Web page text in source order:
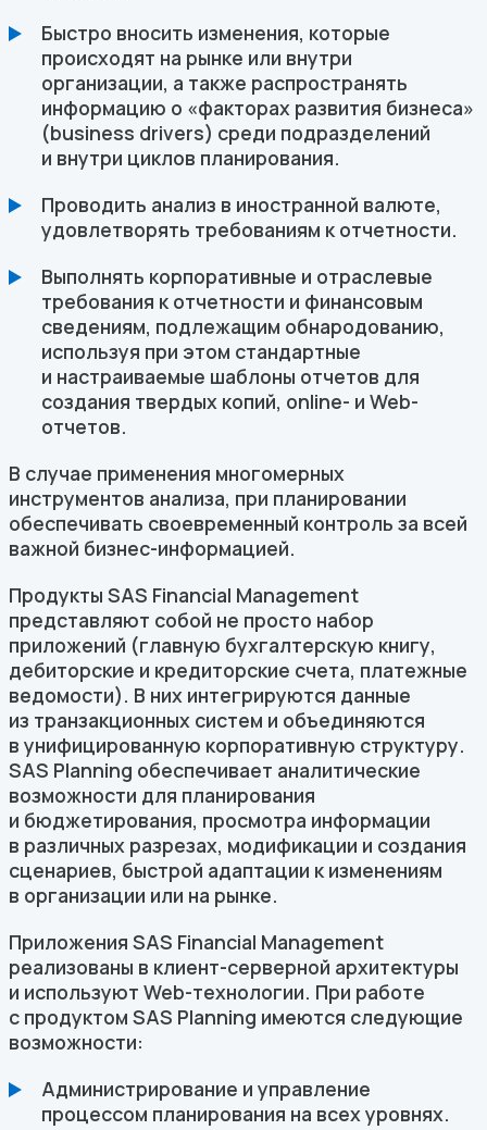
Быстро вносить изменения, которые
происходят на рынке или внутри
организации, а также распространять
информацию о «факторах развития бизнеса»
(business drivers) среди подразделений
и внутри циклов планирования.
Проводить анализ в иностранной валюте,
удовлетворять требованиям к отчетности.
Выполнять корпоративные и отраслевые
требования к отчетности и финансовым
сведениям, подлежащим обнародованию,
используя при этом стандартные
и настраиваемые шаблоны отчетов для
создания твердых копий, online- и Web-
отчетов.
В случае применения многомерных
инструментов анализа, при планировании
обеспечивать своевременный контроль за всей
важной бизнес-информацией.
Продукты SAS Financial Management
представляют собой не просто набор
приложений (главную бухгалтерскую книгу,
дебиторские и кредиторские счета, платежные
ведомости). В них интегрируются данные
из транзакционных систем и объединяются
в унифицированную корпоративную структуру.
SAS Planning обеспечивает аналитические
возможности для планирования
и бюджетирования, просмотра информации
в различных разрезах, модификации и создания
сценариев, быстрой адаптации к изменениям
в организации или на рынке.
Приложения SAS Financial Management
реализованы в клиент-серверной архитектуры
и используют Web-технологии. При работе
с продуктом SAS Planning имеются следующие
возможности:
Администрирование и управление
процессом планирования на всех уровнях.